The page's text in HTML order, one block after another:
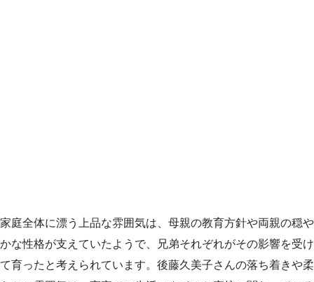
家庭全体に漂う上品な雰囲気は、母親の教育方針や両親の穏や
かな性格が支えていたようで、兄弟それぞれがその影響を受け
て育ったと考えられています。後藤久美子さんの落ち着きや柔